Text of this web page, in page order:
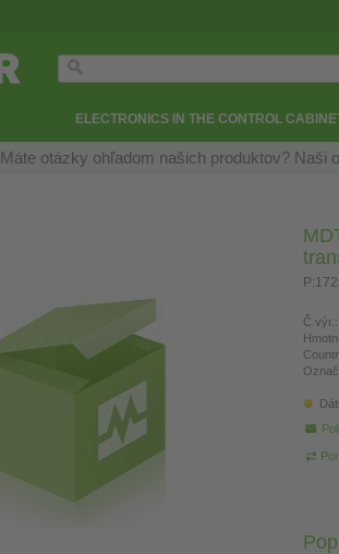
ELECTRONICS IN THE CONTROL
Máte otázky ohľadom našich produktov? Naši
Č.výr.: